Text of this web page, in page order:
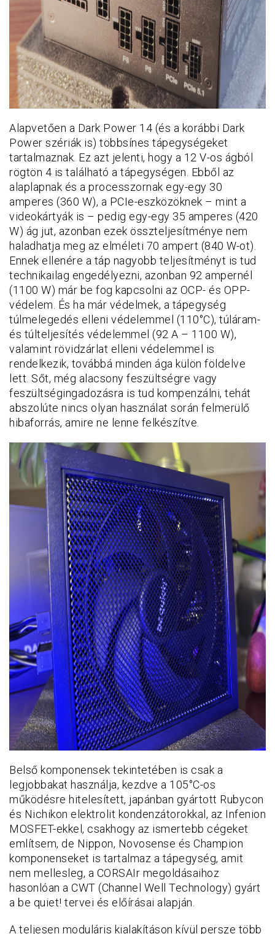
Alapvetően a Dark Power 14 (és a korábbi Dark
Power szériák is) többsínes tápegységeket
tartalmaznak. Ez azt jelenti, hogy a 12 V-os ágból
rögtön 4 is található a tápegységen. Ebből az
alaplapnak és a processzornak egy-egy 30
amperes (360 W), a PCIe-eszközöknek – mint a
videokártyák is – pedig egy-egy 35 amperes (420
W) ág jut, azonban ezek összteljesítménye nem
haladhatja meg az elméleti 70 ampert (840 W-ot).
Ennek ellenére a táp nagyobb teljesítményt is tud
technikailag engedélyezni, azonban 92 ampernél
(1100 W) már be fog kapcsolni az OCP- és OPP-
védelem. És ha már védelmek, a tápegység
túlmelegedés elleni védelemmel (110°C), túláram-
és túlteljesítés védelemmel (92 A – 1100 W),
valamint rövidzárlat elleni védelemmel is
rendelkezik, továbbá minden ága külön földelve
lett. Sőt, még alacsony feszültségre vagy
feszültségingadozásra is tud kompenzálni, tehát
abszolúte nincs olyan használat során felmerülő
hibaforrás, amire ne lenne felkészítve.
Belső komponensek tekintetében is csak a
legjobbakat használja, kezdve a 105°C-os
működésre hitelesített, japánban gyártott Rubycon
és Nichikon elektrolit kondenzátorokkal, az Infenion
MOSFET-ekkel, csakhogy az ismertebb cégeket
említsem, de Nippon, Novosense és Champion
komponenseket is tartalmaz a tápegység, amit
nem mellesleg, a CORSAIr megoldásaihoz
hasonlóan a CWT (Channel Well Technology) gyárt
a be quiet! tervei és előírásai alapján.
A teljesen moduláris kialakításon kívül persze több